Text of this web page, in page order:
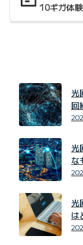
10ギガ体
光
回
光
な
光
は